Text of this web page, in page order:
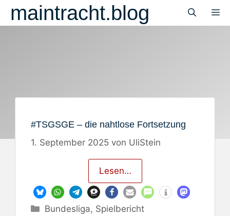
Inhaltmaintracht.blog
#TSGSGE – die nahtlose Fortsetzung
1. September 2025 von UliStein
Lesen…
Kategorien
Bundesliga, Spielbericht